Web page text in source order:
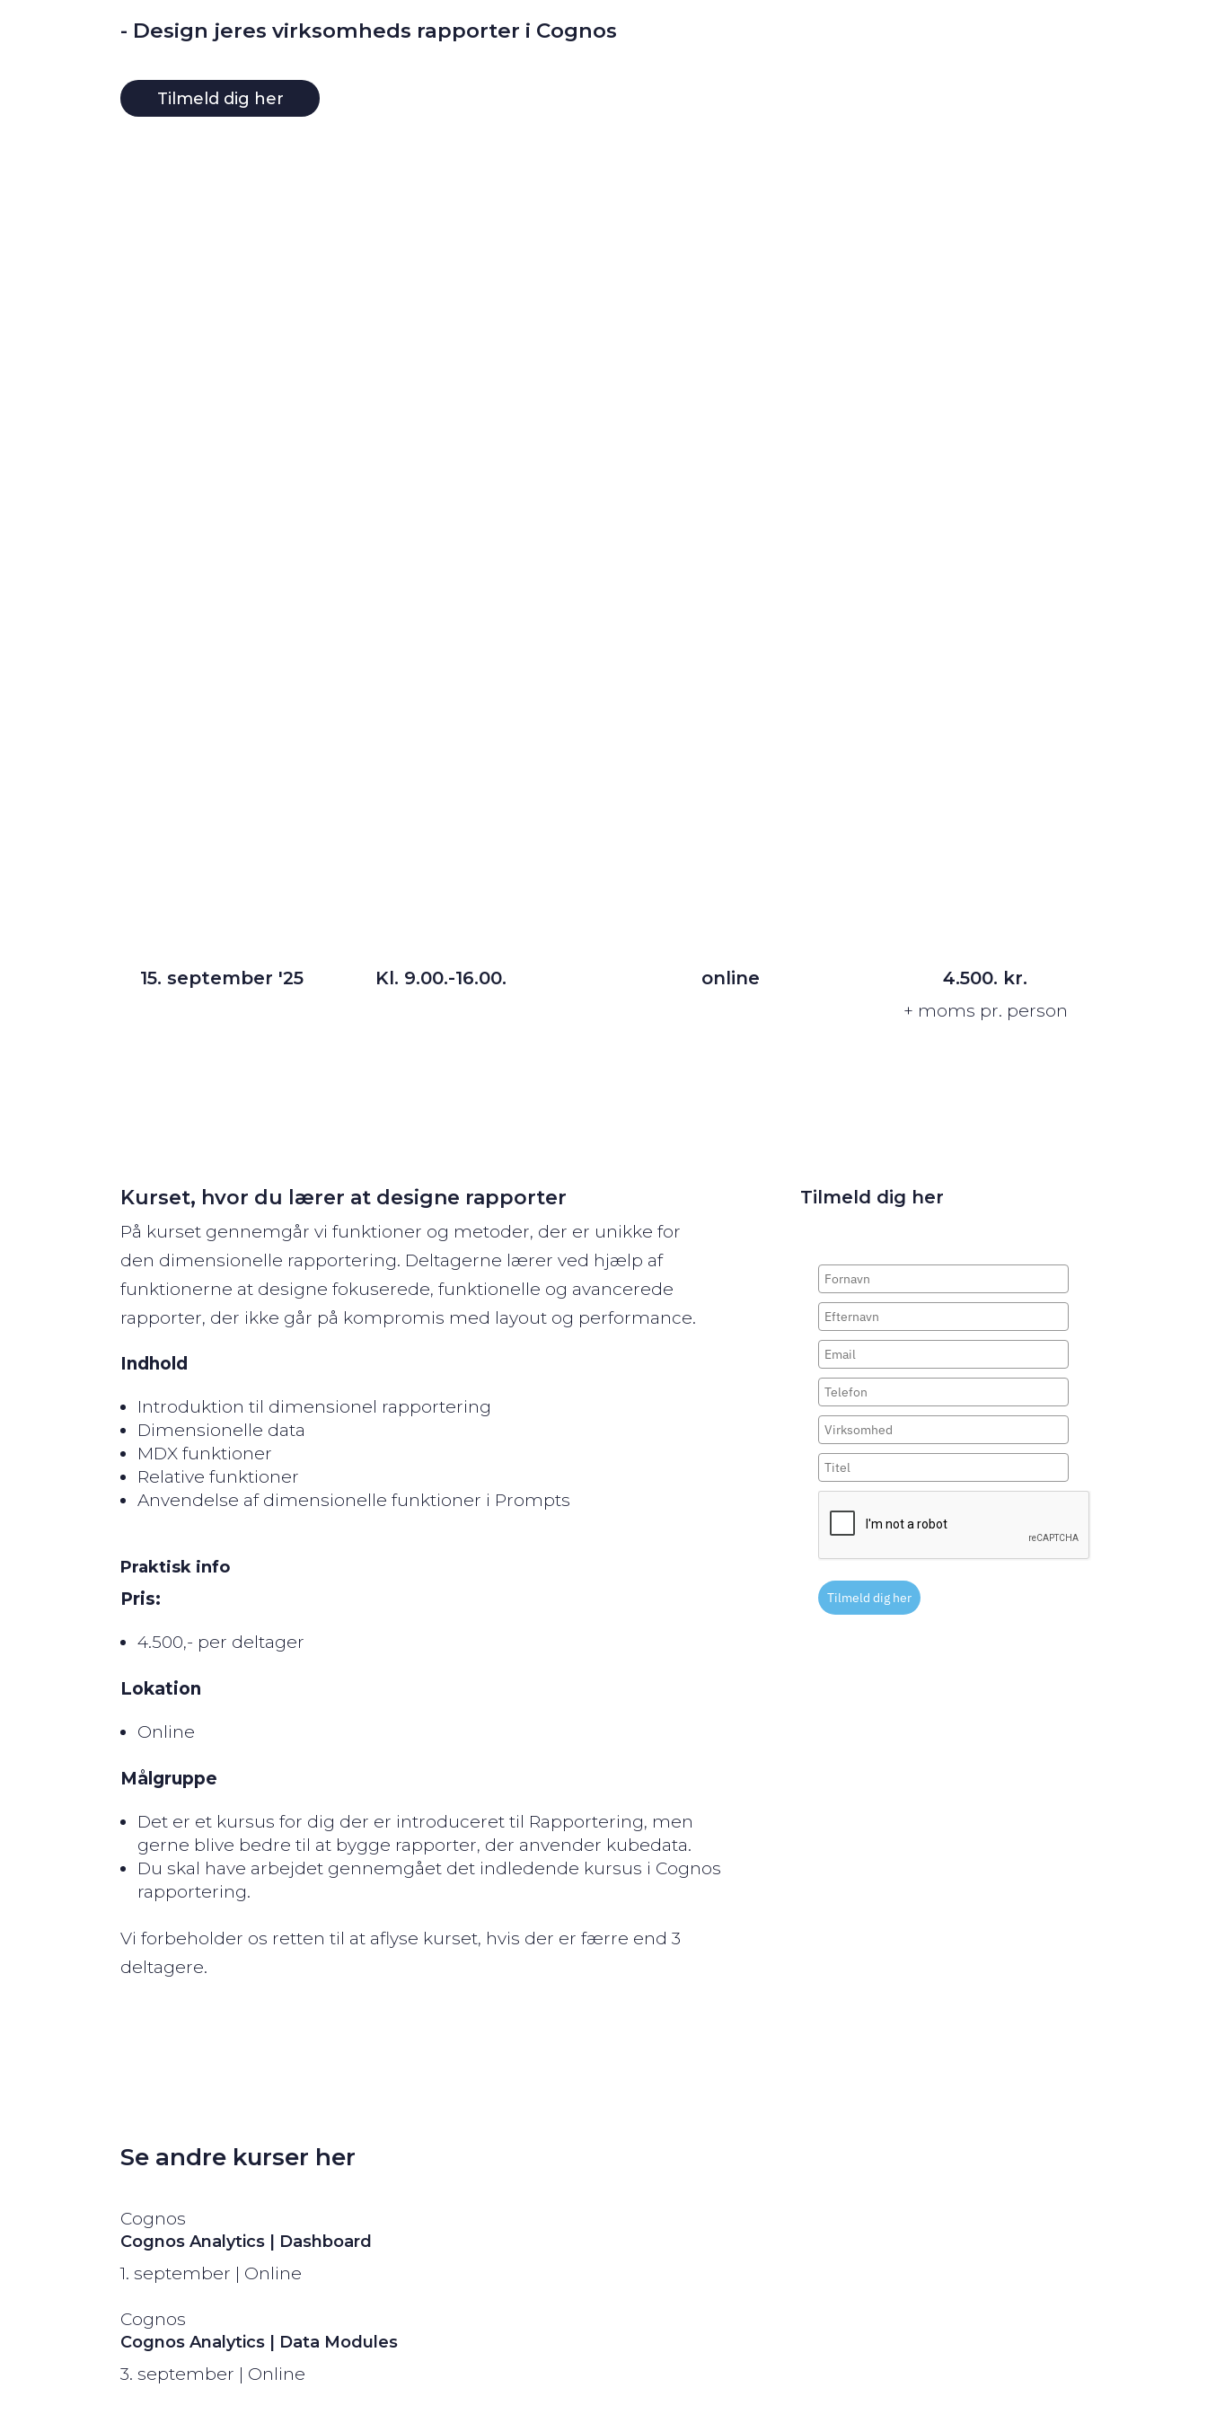
- Design jeres virksomheds rapporter i Cognos
Tilmeld dig her
15. september '25 Kl. 9.00.-16.00. online 4.500. kr.
+ moms pr. person
Kurset, hvor du lærer at designe rapporter
På kurset gennemgår vi funktioner og metoder, der er unikke for
den dimensionelle rapportering. Deltagerne lærer ved hjælp af
funktionerne at designe fokuserede, funktionelle og avancerede
rapporter, der ikke går på kompromis med layout og performance.
Indhold
Introduktion til dimensionel rapportering
Dimensionelle data
MDX funktioner
Relative funktioner
Anvendelse af dimensionelle funktioner i Prompts
Praktisk info
Pris:
4.500,- per deltager
Lokation
Online
Målgruppe
Det er et kursus for dig der er introduceret til Rapportering, men
gerne blive bedre til at bygge rapporter, der anvender kubedata.
Du skal have arbejdet gennemgået det indledende kursus i Cognos
rapportering.
Vi forbeholder os retten til at aflyse kurset, hvis der er færre end 3
deltagere.
Tilmeld dig her
Tilmeld dig her
Se andre kurser her
Cognos
Cognos Analytics | Dashboard
1. september | Online
Cognos
Cognos Analytics | Data Modules
3. september | Online